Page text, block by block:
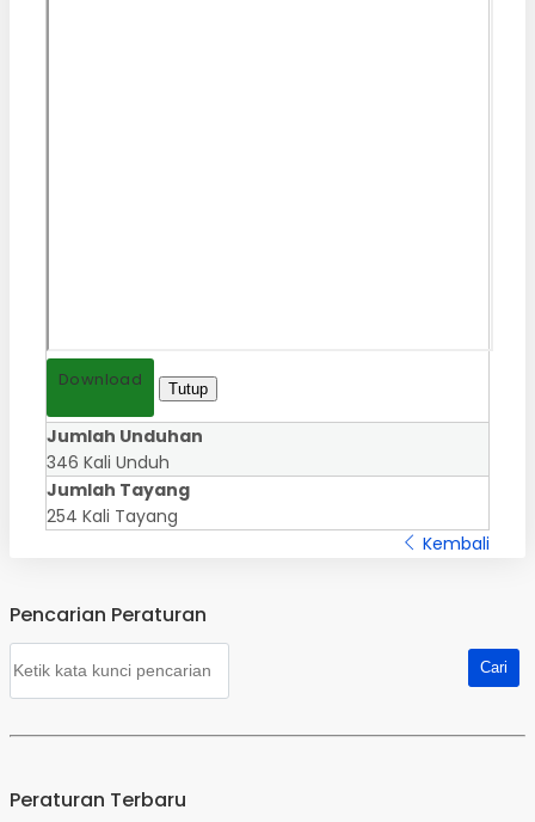
Download Tutup
Jumlah Unduhan
346 Kali Unduh
Jumlah Tayang
254 Kali Tayang
Kembali
Pencarian Peraturan
Peraturan Terbaru